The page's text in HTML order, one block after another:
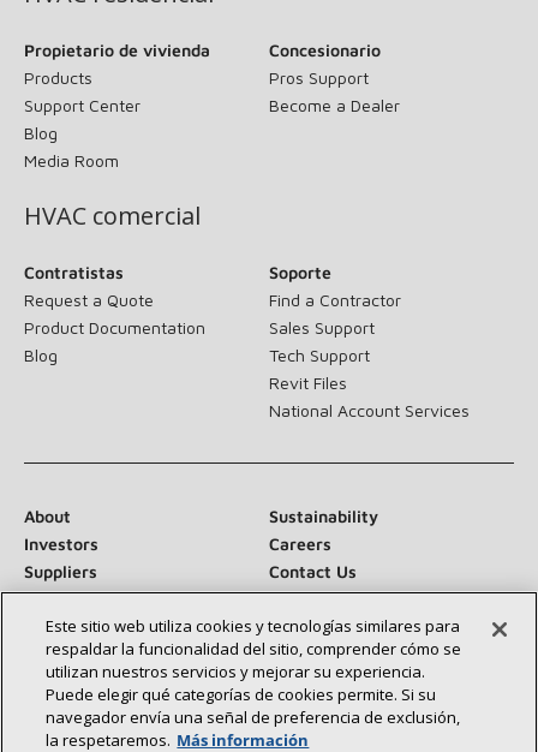
Propietario de vivienda
Products
Support Center
Blog
Media Room
Concesionario
Pros Support
Become a Dealer
HVAC comercial
Contratistas
Request a Quote
Product Documentation
Blog
Soporte
Find a Contractor
Sales Support
Tech Support
Revit Files
National Account Services
About
Sustainability
Investors
Careers
Suppliers
Contact Us
Newsroom
Conéctese con nosotros:
Este sitio web utiliza cookies y tecnologías similares para
respaldar la funcionalidad del sitio, comprender cómo se
utilizan nuestros servicios y mejorar su experiencia.
Puede elegir qué categorías de cookies permite. Si su
navegador envía una señal de preferencia de exclusión,
la respetaremos. Más información